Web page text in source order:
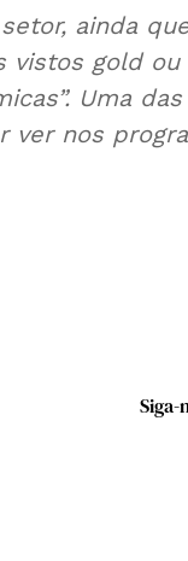
ainda
vistos gold ou
Uma das
ver nos
Siga-